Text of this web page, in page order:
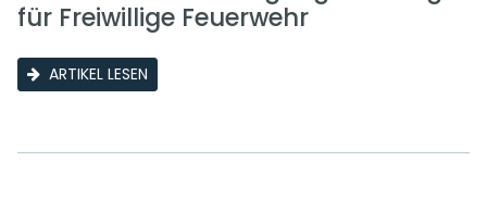
für Freiwillige Feuerwehr
ARTIKEL LESEN